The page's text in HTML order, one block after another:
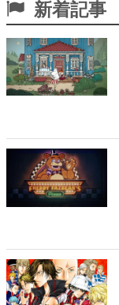
新着記事